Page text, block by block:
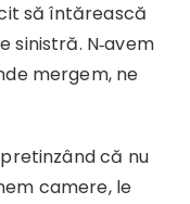
să întărească
sinistră. N‑avem
mergem, ne
că nu
camere, le